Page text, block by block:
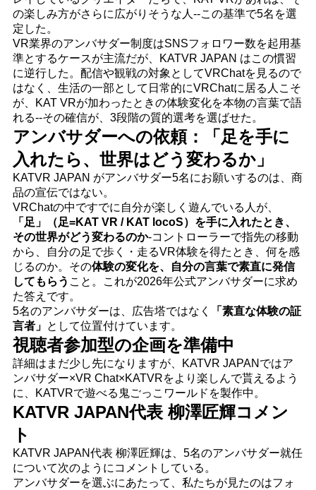
の楽しみ方がさらに広がりそうな人--この基準で5名を選
定した。
VR業界のアンバサダー制度はSNSフォロワー数を起用基
準とするケースが主流だが、KATVR JAPAN はこの慣習
に逆行した。配信や観戦の対象としてVRChatを見るので
はなく、生活の一部として日常的にVRChatに居る人こそ
が、KAT VRが加わったときの体験変化を本物の言葉で語
れる--その確信が、3段階の質的選考を選ばせた。
アンバサダーへの依頼：「足を手に
入れたら、世界はどう変わるか」
KATVR JAPAN がアンバサダー5名にお願いするのは、商
品の宣伝ではない。
VRChatの中ですでに自分が楽しく遊んでいる人が、
「足」（足=KAT VR / KAT locoS）を手に入れたとき、
その世界がどう変わるのか-コントローラーで指先の移動
から、自分の足で歩く・走るVR体験を得たとき、何を感
じるのか。その体験の変化を、自分の言葉で素直に発信
してもらう こと。これが2026年公式アンバサダーに求め
た答えです。
5名のアンバサダーは、広告塔ではなく
「素直な体験の証
言者」 として位置付けています。
視聴者参加型の企画を準備中
詳細はまだ少し先になりますが、KATVR JAPANではア
ンバサダー×VR Chat×KATVRをより楽しんで貰えるよう
に、KATVRで遊べる鬼ごっこワールドを製作中。
KATVR JAPAN代表 柳澤匠輝コメン
ト
KATVR JAPAN代表 柳澤匠輝は、5名のアンバサダー就任
について次のようにコメントしている。
アンバサダーを選ぶにあたって、私たちが見たのはフォ